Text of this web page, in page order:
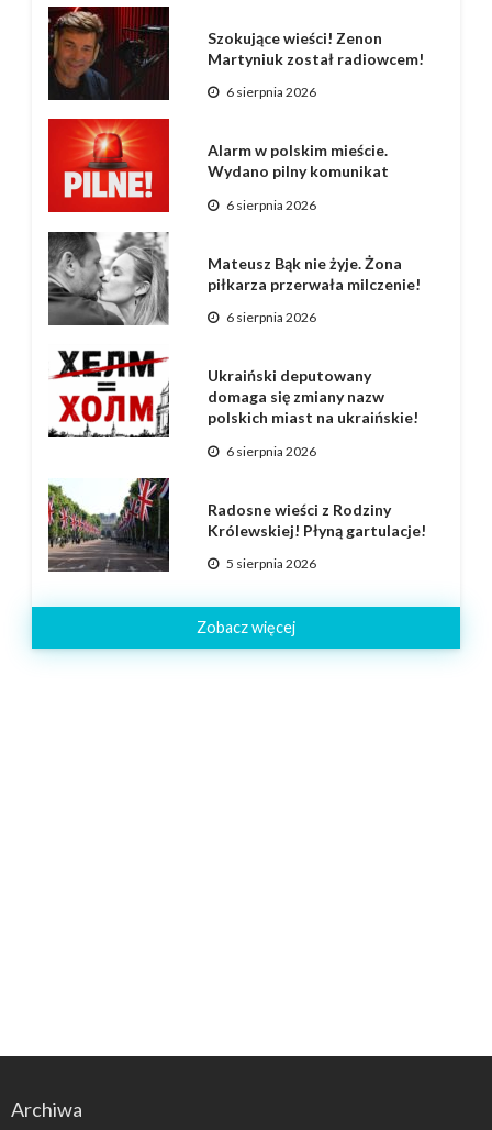
Szokujące wieści! Zenon
Martyniuk został radiowcem!
6 sierpnia 2026
Alarm w polskim mieście.
Wydano pilny komunikat
6 sierpnia 2026
Mateusz Bąk nie żyje. Żona
piłkarza przerwała milczenie!
6 sierpnia 2026
Ukraiński deputowany
domaga się zmiany nazw
polskich miast na ukraińskie!
6 sierpnia 2026
Radosne wieści z Rodziny
Królewskiej! Płyną gartulacje!
5 sierpnia 2026
Zobacz więcej
Archiwa